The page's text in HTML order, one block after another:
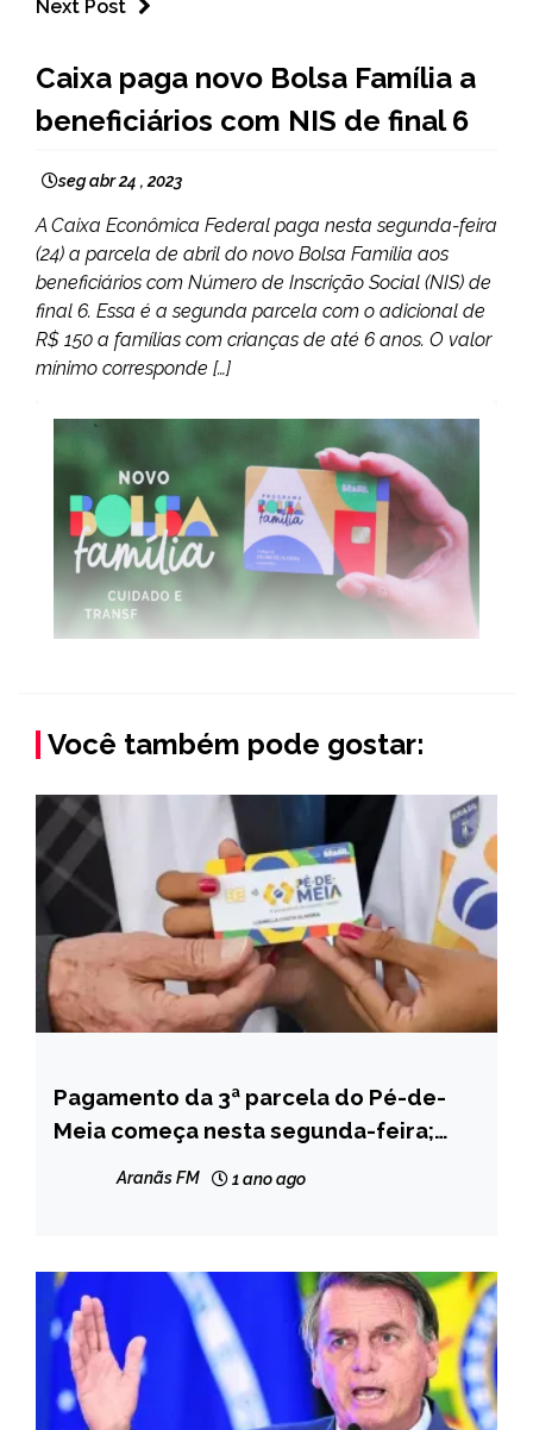
Next Post
NOTÍCIAS
Caixa paga novo Bolsa Família a
beneficiários com NIS de final 6
seg abr 24 , 2023
A Caixa Econômica Federal paga nesta segunda-feira
(24) a parcela de abril do novo Bolsa Família aos
beneficiários com Número de Inscrição Social (NIS) de
final 6. Essa é a segunda parcela com o adicional de
R$ 150 a famílias com crianças de até 6 anos. O valor
mínimo corresponde […]
Você também pode gostar:
BRASIL
NOTÍCIAS
Pagamento da 3ª parcela do Pé-de-
Meia começa nesta segunda-feira;
Aranãs FM 1 ano ago